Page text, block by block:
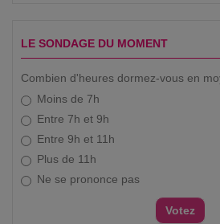
LE SONDAGE DU MOMENT
Combien d'heures dormez-vous en
Moins de 7h
Entre 7h et 9h
Entre 9h et 11h
Plus de 11h
Ne se prononce pas